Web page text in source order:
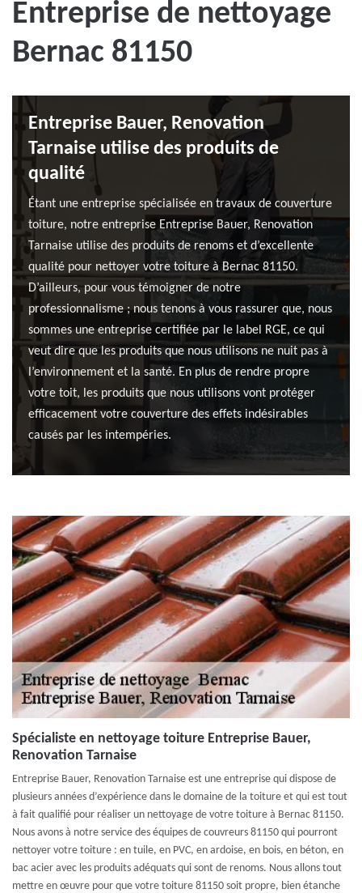
Entreprise de nettoyage
Bernac 81150
Entreprise Bauer, Renovation
Tarnaise utilise des produits de
qualité
Étant une entreprise spécialisée en travaux de couverture
toiture, notre entreprise Entreprise Bauer, Renovation
Tarnaise utilise des produits de renoms et d’excellente
qualité pour nettoyer votre toiture à Bernac 81150.
D’ailleurs, pour vous témoigner de notre
professionnalisme ; nous tenons à vous rassurer que, nous
sommes une entreprise certifiée par le label RGE, ce qui
veut dire que les produits que nous utilisons ne nuit pas à
l’environnement et la santé. En plus de rendre propre
votre toit, les produits que nous utilisons vont protéger
efficacement votre couverture des effets indésirables
causés par les intempéries.
Spécialiste en nettoyage toiture Entreprise Bauer,
Renovation Tarnaise
Entreprise Bauer, Renovation Tarnaise est une entreprise qui dispose de
plusieurs années d’expérience dans le domaine de la toiture et qui est tout
à fait qualifié pour réaliser un nettoyage de votre toiture à Bernac 81150.
Nous avons à notre service des équipes de couvreurs 81150 qui pourront
nettoyer votre toiture : en tuile, en PVC, en ardoise, en bois, en béton, en
bac acier avec les produits adéquats qui sont de renoms. Nous allons tout
mettre en œuvre pour que votre toiture 81150 soit propre, bien étanche